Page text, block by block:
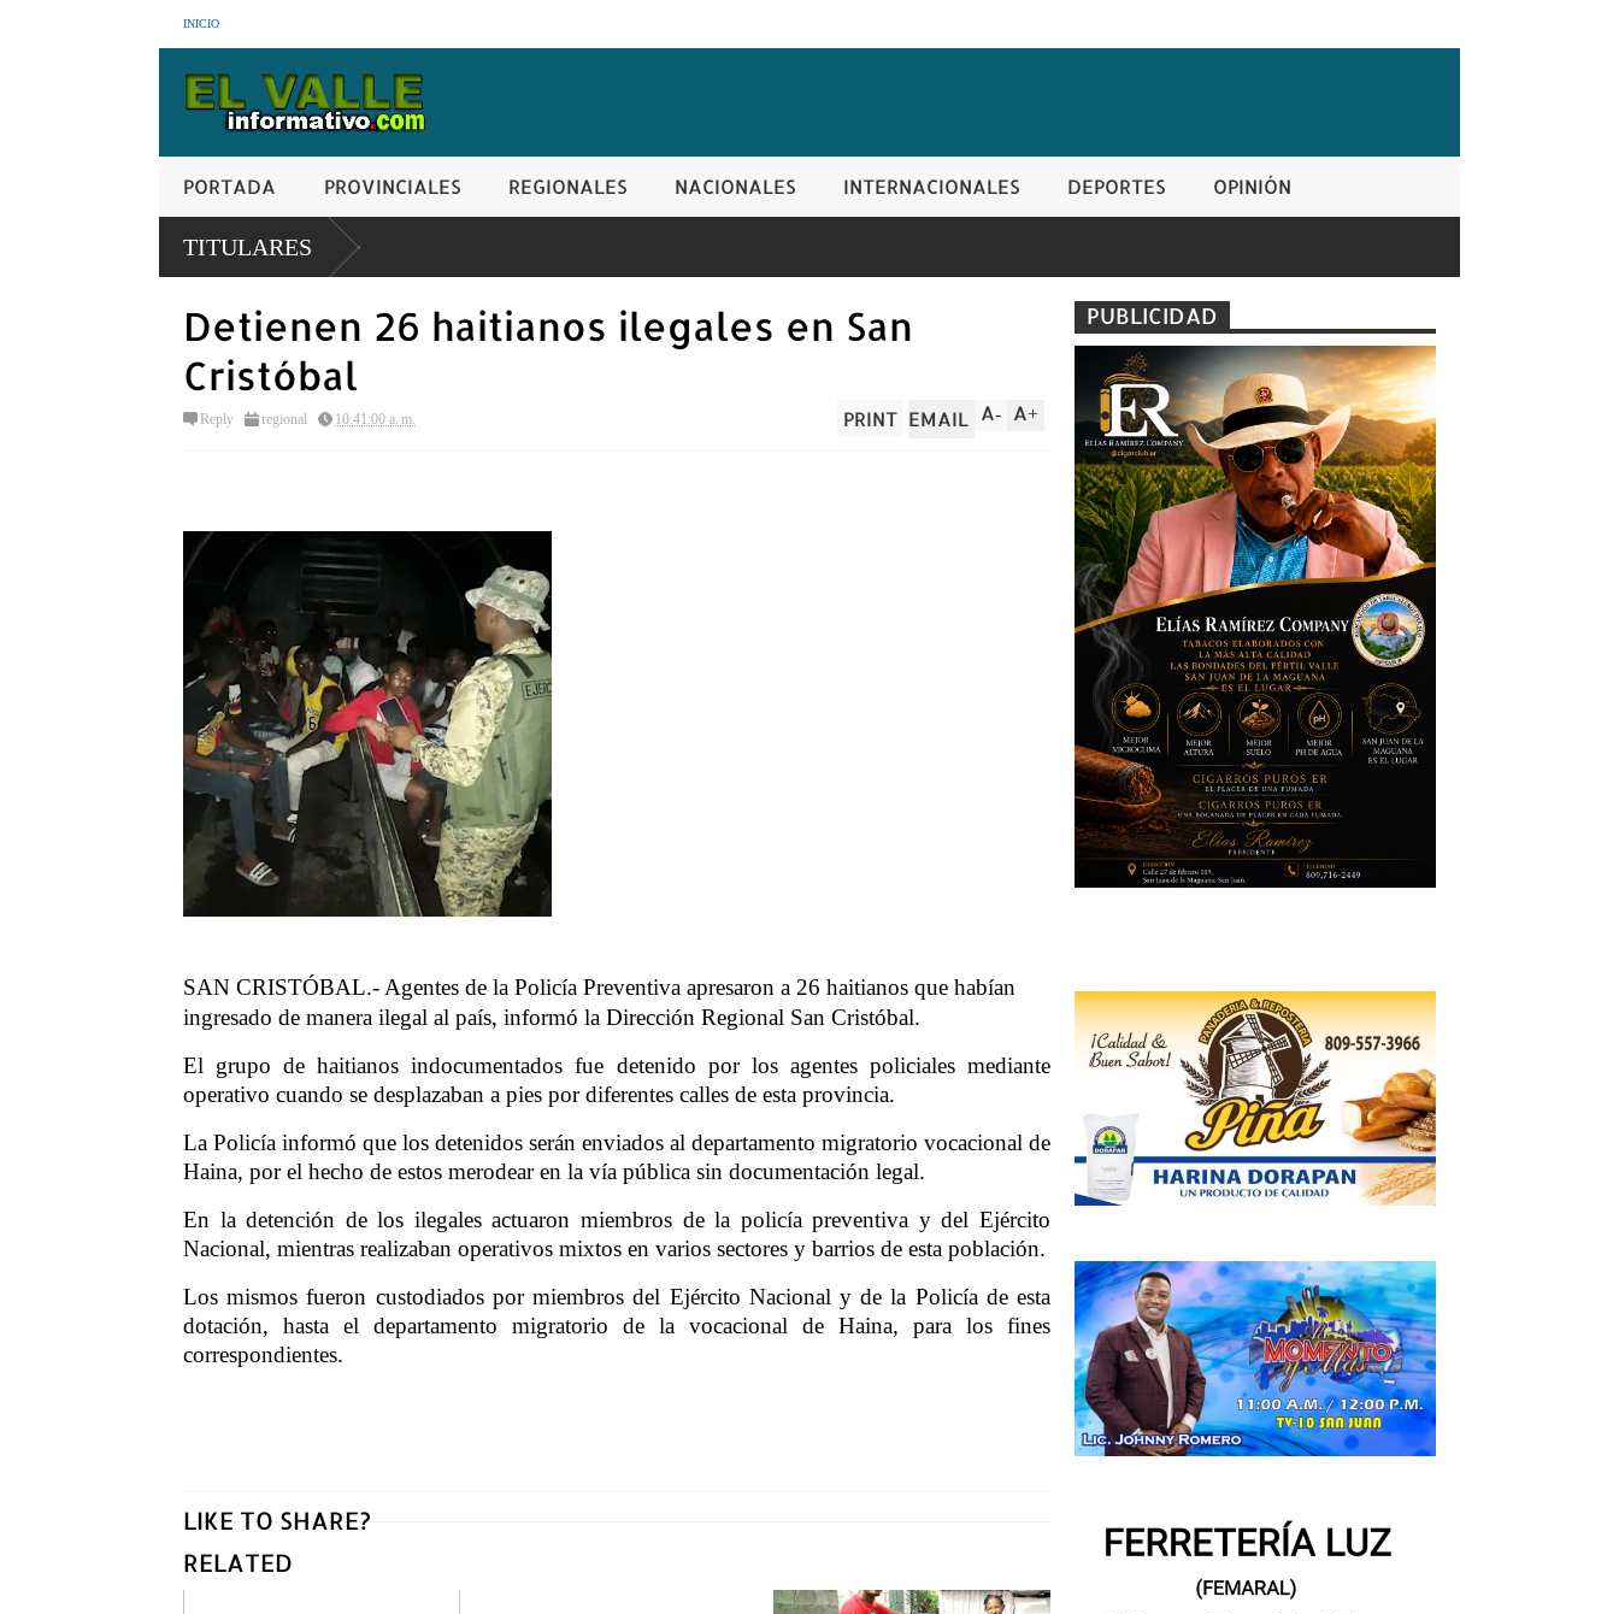
INICIO
PORTADA PROVINCIALES REGIONALES NACIONALES INTERNACIONALES DEPORTES OPINIÓN
TITULARES
Detienen 26 haitianos ilegales en San
Cristóbal
Reply regional 10:41:00 a. m. A+
A-
PRINT EMAIL
SAN CRISTÓBAL.- Agentes de la Policía Preventiva apresaron a 26 haitianos que habían
ingresado de manera ilegal al país, informó la Dirección Regional San Cristóbal.
El grupo de haitianos indocumentados fue detenido por los agentes policiales mediante
operativo cuando se desplazaban a pies por diferentes calles de esta provincia.
La Policía informó que los detenidos serán enviados al departamento migratorio vocacional de
Haina, por el hecho de estos merodear en la vía pública sin documentación legal.
En la detención de los ilegales actuaron miembros de la policía preventiva y del Ejército
Nacional, mientras realizaban operativos mixtos en varios sectores y barrios de esta población.
Los mismos fueron custodiados por miembros del Ejército Nacional y de la Policía de esta
dotación, hasta el departamento migratorio de la vocacional de Haina, para los fines
correspondientes.
LIKE TO SHARE?
RELATED
PUBLICIDAD